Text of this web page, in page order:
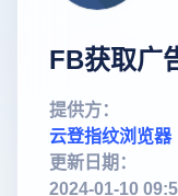
FB获取广
提供方：
云登指纹浏览器
更新日期：
2024-01-10